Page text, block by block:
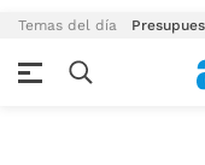
Temas del día